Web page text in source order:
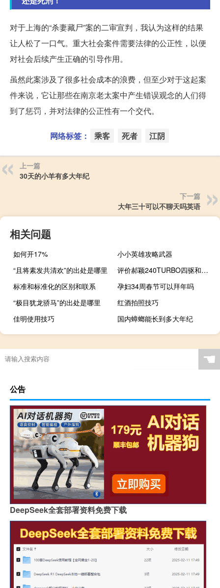
对于上海的“杀妻藏尸”案的二审宣判，我认为这样的结果
让人松了一口气。重大社会案件需要法律的公正性，以便
对社会后续产生正确的引导作用。
虽然此案涉及了很多社会成本的浪费，但至少对于这起案
件来说，它让那些在南京老太案中产生错误观念的人们得
到了惩罚，并对法律的公正性有一个交代。
网络标签： 乘客 死者 江阴
上一篇
30天的小羊有多大年纪
下一篇
大年三十可以不聊天吗英语
相关问题
如何开17%
小小英雄攻略武器
“且将素发共清欢”的出处是哪里
评价郝颖240TURBO四驱和郝颖240TURBO四驱的性能
标准和标准化的区别和联系
孕妇34周春节可以拜年吗
“极目犹龙骄马”的出处是哪里
红酒拍照技巧
佳明使用技巧
国内蟑螂能长到多大年纪
☚
公告
DeepSeek全套部署资料免费下载